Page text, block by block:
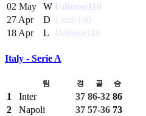
02 May
W Udinese 110
27 Apr
D Lazio 130
18 Apr
L Udinese 118
Italy - Serie A
팀 경 골 승
1 Inter 37 86-32 86
2
Napoli 37 57-36 73